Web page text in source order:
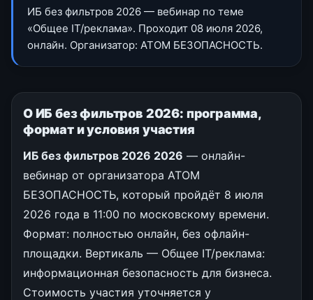
ИБ без фильтров 2026 — вебинар по теме
«Общее IT/реклама». Проходит 08 июля 2026,
онлайн. Организатор: АТОМ БЕЗОПАСНОСТЬ.
О ИБ без фильтров 2026: программа,
формат и условия участия
ИБ без фильтров 2026 2026 — онлайн-
вебинар от организатора АТОМ
БЕЗОПАСНОСТЬ, который пройдёт 8 июля
2026 года в 11:00 по московскому времени.
Формат: полностью онлайн, без офлайн-
площадки. Вертикаль — Общее IT/реклама:
информационная безопасность для бизнеса.
Стоимость участия уточняется у